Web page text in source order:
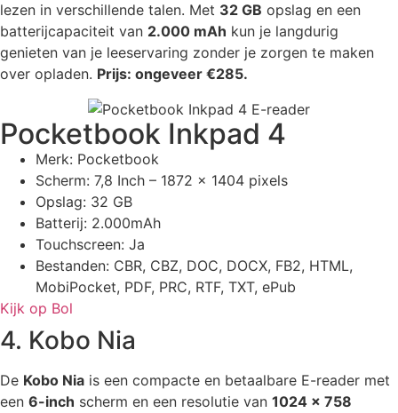
lezen in verschillende talen. Met 32 GB opslag en een
batterijcapaciteit van 2.000 mAh kun je langdurig
genieten van je leeservaring zonder je zorgen te maken
over opladen. Prijs: ongeveer €285.
Pocketbook Inkpad 4
Merk: Pocketbook
Scherm: 7,8 Inch – 1872 x 1404 pixels
Opslag: 32 GB
Batterij: 2.000mAh
Touchscreen: Ja
Bestanden: CBR, CBZ, DOC, DOCX, FB2, HTML,
MobiPocket, PDF, PRC, RTF, TXT, ePub
Kijk op Bol
4. Kobo Nia
De Kobo Nia is een compacte en betaalbare E-reader met
een 6-inch scherm en een resolutie van 1024 x 758